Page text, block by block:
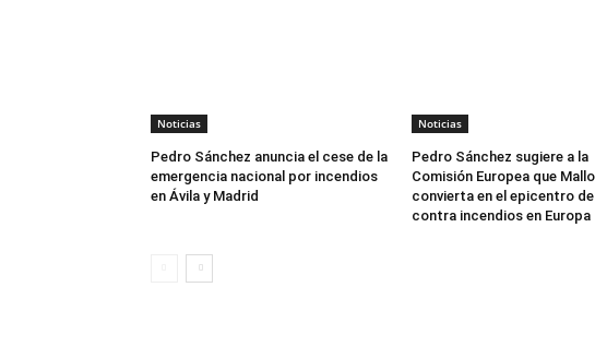
Noticias
Pedro Sánchez anuncia el cese de la
emergencia nacional por incendios
en Ávila y Madrid
Noticias
Pedro Sánchez sugiere a la
Comisión Europea que
convierta en el epicentro
contra incendios en Europa